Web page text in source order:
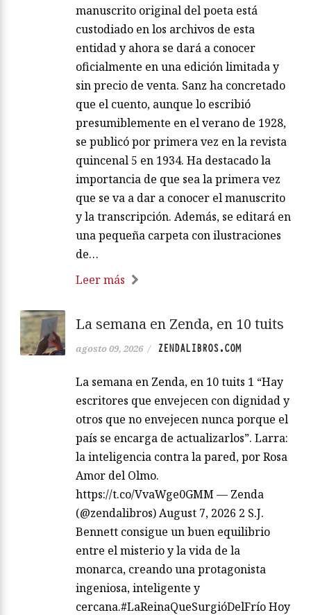
manuscrito original del poeta está
custodiado en los archivos de esta
entidad y ahora se dará a conocer
oficialmente en una edición limitada y
sin precio de venta. Sanz ha concretado
que el cuento, aunque lo escribió
presumiblemente en el verano de 1928,
se publicó por primera vez en la revista
quincenal 5 en 1934. Ha destacado la
importancia de que sea la primera vez
que se va a dar a conocer el manuscrito
y la transcripción. Además, se editará en
una pequeña carpeta con ilustraciones
de…
Leer más
La semana en Zenda, en 10 tuits
agosto 09, 2026 / ZENDALIBROS.COM
La semana en Zenda, en 10 tuits 1 “Hay
escritores que envejecen con dignidad y
otros que no envejecen nunca porque el
país se encarga de actualizarlos”. Larra:
la inteligencia contra la pared, por Rosa
Amor del Olmo.
https://t.co/VvaWge0GMM — Zenda
(@zendalibros) August 7, 2026 2 S.J.
Bennett consigue un buen equilibrio
entre el misterio y la vida de la
monarca, creando una protagonista
ingeniosa, inteligente y
cercana.#LaReinaQueSurgióDelFrío Hoy